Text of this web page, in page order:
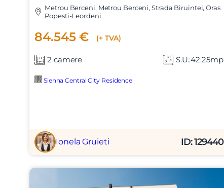
Metrou Berceni, Metrou Berceni, Strada Biruintei, Oras
Popesti-Leordeni
84.545 € (+ TVA)
2 camere S.U.:42.25mp
Sienna Central City Residence
Ionela Gruieti ID: 129440